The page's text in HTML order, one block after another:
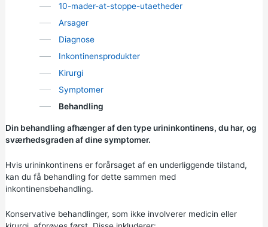
10-mader-at-stoppe-utaetheder
Arsager
Diagnose
Inkontinensprodukter
Kirurgi
Symptomer
Behandling
Din behandling afhænger af den type urininkontinens, du har, og
sværhedsgraden af dine symptomer.
Hvis urininkontinens er forårsaget af en underliggende tilstand,
kan du få behandling for dette sammen med
inkontinensbehandling.
Konservative behandlinger, som ikke involverer medicin eller